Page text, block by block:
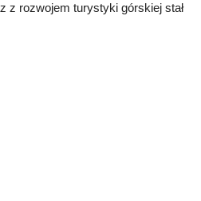
z rozwojem turystyki górskiej stał